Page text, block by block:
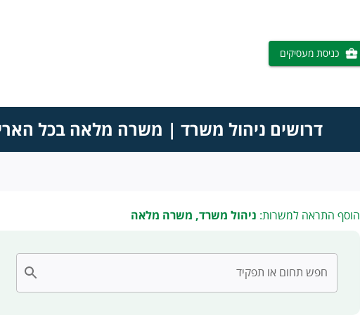
כניסת מעסיקים
דרושים ניהול משרד | משרה מלאה בכל
הוסף התראה למשרות: ניהול משרד, משרה מלאה
חפש תחום או תפקיד